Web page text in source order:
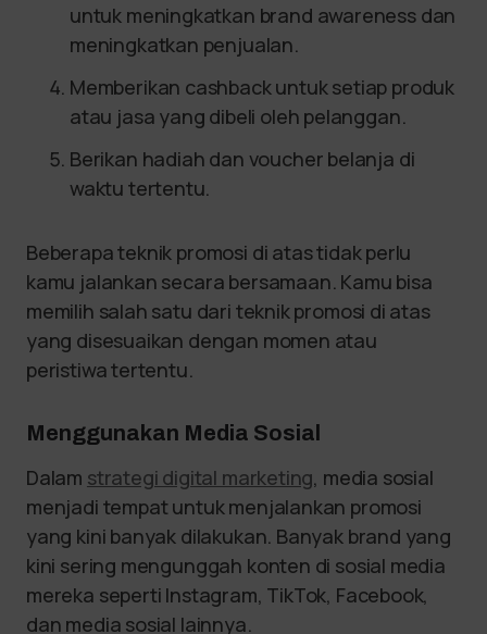
untuk meningkatkan brand awareness dan
meningkatkan penjualan.
Memberikan cashback untuk setiap produk
atau jasa yang dibeli oleh pelanggan.
Berikan hadiah dan voucher belanja di
waktu tertentu.
Beberapa teknik promosi di atas tidak perlu
kamu jalankan secara bersamaan. Kamu bisa
memilih salah satu dari teknik promosi di atas
yang disesuaikan dengan momen atau
peristiwa tertentu.
Menggunakan Media Sosial
Dalam strategi digital marketing, media sosial
menjadi tempat untuk menjalankan promosi
yang kini banyak dilakukan. Banyak brand yang
kini sering mengunggah konten di sosial media
mereka seperti Instagram, TikTok, Facebook,
dan media sosial lainnya.